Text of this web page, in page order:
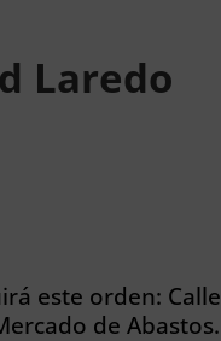
Laredo
este orden: Calle
de Abastos.